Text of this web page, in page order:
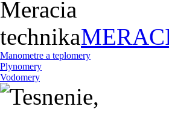
Manometre a teplomery
Plynomery
Vodomery